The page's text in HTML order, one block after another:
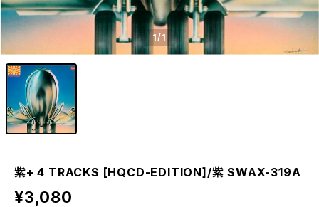
1/1
紫+ 4 TRACKS [HQCD-EDITION]/紫 SWAX-319A
¥3,080